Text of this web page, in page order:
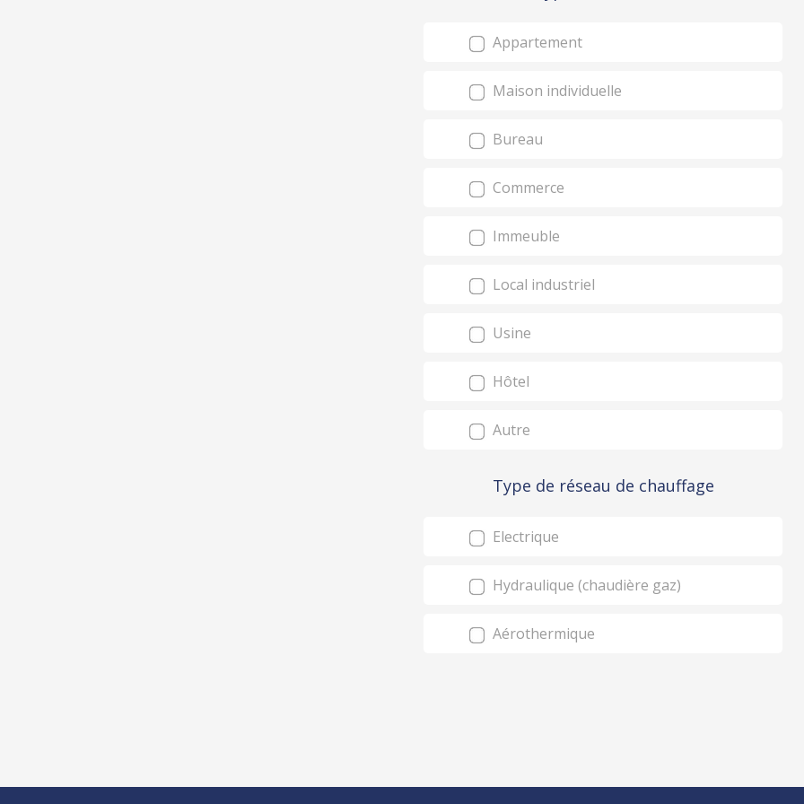
Appartement
Maison individuelle
Bureau
Commerce
Immeuble
Local industriel
Usine
Hôtel
Autre
Type de réseau de chauffage
Electrique
Hydraulique (chaudière gaz)
Aérothermique